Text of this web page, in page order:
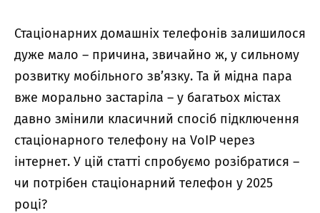
Стаціонарних домашніх телефонів залишилося
дуже мало – причина, звичайно ж, у сильному
розвитку мобільного зв’язку. Та й мідна пара
вже морально застаріла – у багатьох містах
давно змінили класичний спосіб підключення
стаціонарного телефону на VoIP через
інтернет. У цій статті спробуємо розібратися –
чи потрібен стаціонарний телефон у 2025
році?